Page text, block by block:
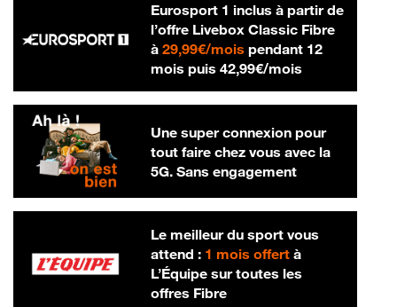
Eurosport 1 inclus à partir de
l’offre Livebox Classic Fibre
à 29,99€/mois29,99 € par mois
pendant 12
mois puis 42,99€/mois42,99 € par
Une super connexion pour
tout faire chez vous avec la
5G. Sans engagement
Le meilleur du sport vous
attend : 1 mois offertà
L’Équipe sur toutes les
offres Fibre